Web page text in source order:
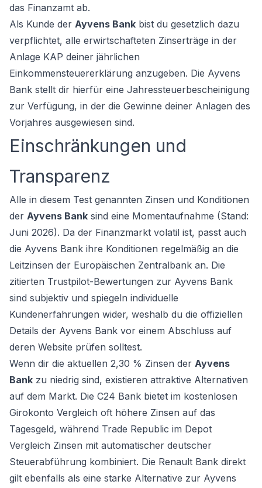
das Finanzamt ab.
Als Kunde der Ayvens Bank bist du gesetzlich dazu
verpflichtet, alle erwirtschafteten Zinserträge in der
Anlage KAP deiner jährlichen
Einkommensteuererklärung anzugeben. Die Ayvens
Bank stellt dir hierfür eine Jahressteuerbescheinigung
zur Verfügung, in der die Gewinne deiner Anlagen des
Vorjahres ausgewiesen sind.
Einschränkungen und
Transparenz
Alle in diesem Test genannten Zinsen und Konditionen
der Ayvens Bank sind eine Momentaufnahme (Stand:
Juni 2026). Da der Finanzmarkt volatil ist, passt auch
die Ayvens Bank ihre Konditionen regelmäßig an die
Leitzinsen der Europäischen Zentralbank an. Die
zitierten Trustpilot-Bewertungen zur Ayvens Bank
sind subjektiv und spiegeln individuelle
Kundenerfahrungen wider, weshalb du die offiziellen
Details der Ayvens Bank vor einem Abschluss auf
deren Website prüfen solltest.
Wenn dir die aktuellen 2,30 % Zinsen der Ayvens
Bank zu niedrig sind, existieren attraktive Alternativen
auf dem Markt. Die C24 Bank bietet im kostenlosen
Girokonto Vergleich oft höhere Zinsen auf das
Tagesgeld, während Trade Republic im Depot
Vergleich Zinsen mit automatischer deutscher
Steuerabführung kombiniert. Die Renault Bank direkt
gilt ebenfalls als eine starke Alternative zur Ayvens